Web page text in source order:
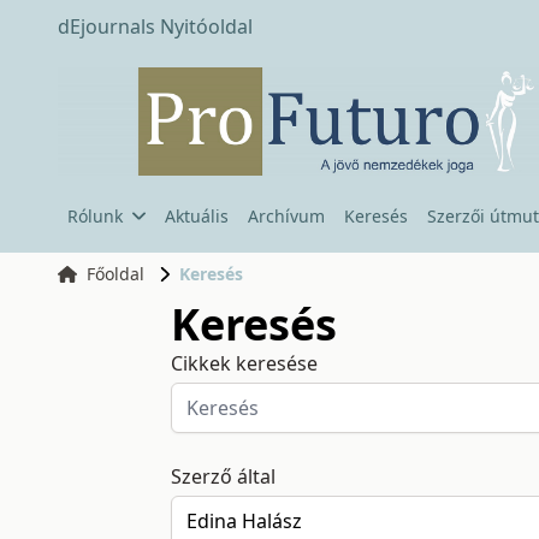
dEjournals Nyitóoldal
Rólunk Aktuális Archívum Keresés Szerzői
Főoldal Keresés
Keresés
Cikkek keresése
Szerző által